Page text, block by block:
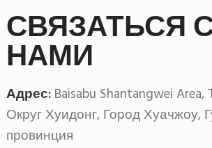
СВЯЗАТЬСЯ
НАМИ
Адрес:Baisabu Shantangwei Area,
Округ Хуидонг, Город Хуачжоу,
провинция